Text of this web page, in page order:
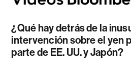
¿Qué hay detrás de la
intervención sobre el yen
parte de EE. UU. y Japón?